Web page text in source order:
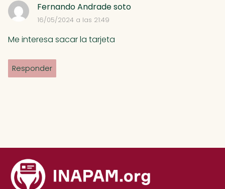
Fernando Andrade soto
16/05/2024 a las 21:49
Me interesa sacar la tarjeta
Responder